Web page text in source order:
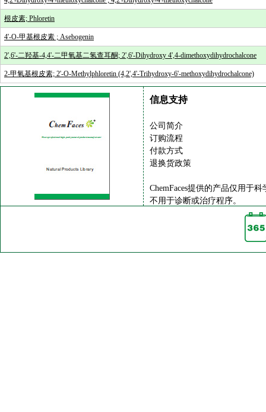
根皮素; Phloretin
4'-O-甲基根皮素 ; Asebogenin
2',6'-二羟基-4,4'-二甲氧基二氢查耳酮; 2',6'-Dihydroxy 4',4-dimethoxydihydrochalcone
2-甲氧基根皮素; 2'-O-Methylphloretin (4,2',4'-Trihydroxy-6'-methoxydihydrochalcone)
信息支持
公司简介
订购流程
付款方式
退换货政策
ChemFaces提供的产品仅用于
不用于诊断或治疗程序。